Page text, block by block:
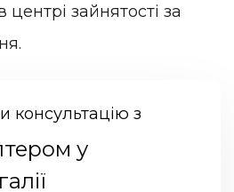
зайнятості за
консультацію з
у